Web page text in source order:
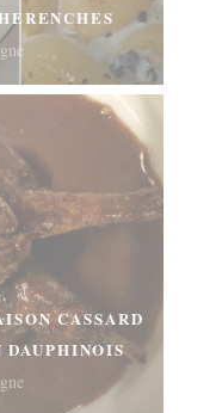
CASSARD